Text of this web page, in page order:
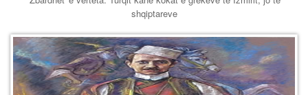
shqiptareve